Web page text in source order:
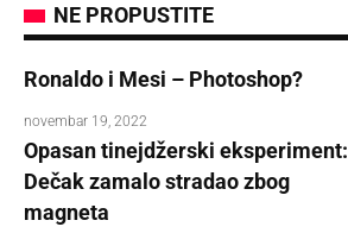
NE PROPUSTITE
Ronaldo i Mesi – Photoshop?
novembar 19, 2022
Opasan tinejdžerski eksperiment:
Dečak zamalo stradao zbog
magneta